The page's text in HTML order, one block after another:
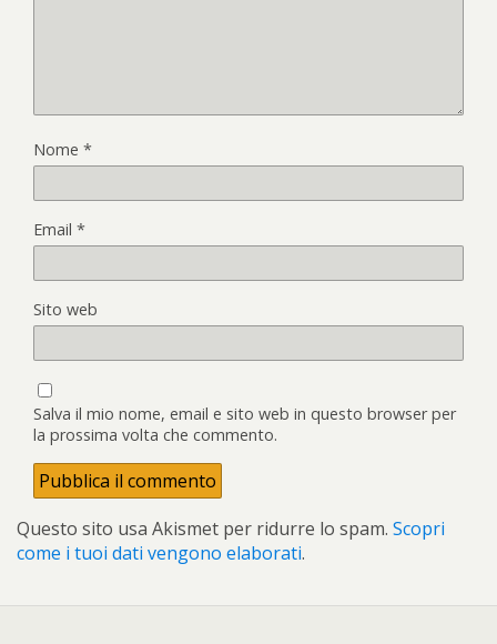
Nome *
Email *
Sito web
Salva il mio nome, email e sito web in questo browser per
la prossima volta che commento.
Questo sito usa Akismet per ridurre lo spam. Scopri
come i tuoi dati vengono elaborati.